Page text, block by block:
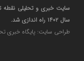
سایت خبری و تحلیلی نقطه
سال ۱۴۰۲ راه اندازی شد.
طراحی سایت: پایگاه خبری